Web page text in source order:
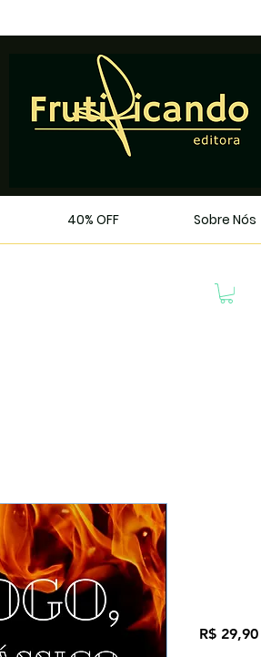
40% OFF Sobre Nós
R$ 29,90